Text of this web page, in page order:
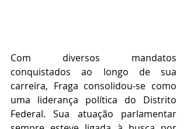
Com diversos mandatos
conquistados ao longo de sua
carreira, Fraga consolidou-se como
uma liderança política do Distrito
Federal. Sua atuação parlamentar